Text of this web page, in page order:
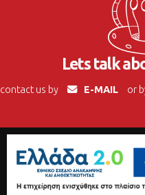
Lets talk
contact us by E-MAIL or